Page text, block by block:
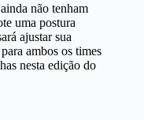
não tenham
uma postura
ajustar sua
ambos os times
nesta edição do